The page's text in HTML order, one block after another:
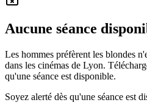
Aucune séance
Les hommes préfèrent les blondes
dans les cinémas de Lyon.
qu'une séance est disponible.
Soyez alerté dès qu'une séance est